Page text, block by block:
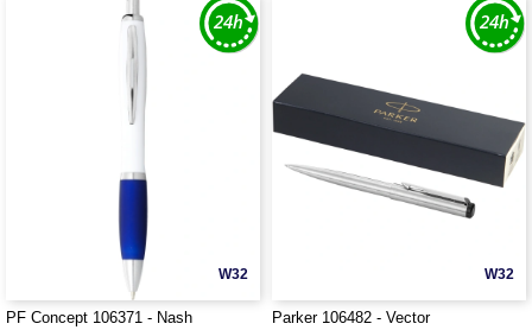
W32
PF Concept 106371 - Nash
W32
Parker 106482 - Vector